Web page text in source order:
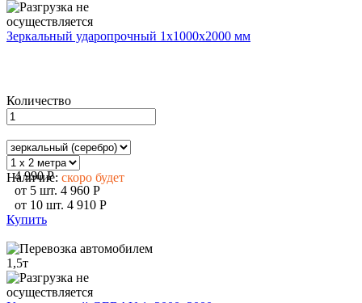
Зеркальный ударопрочный 1х1000х2000 мм
Количество
Наличие: скоро будет
4 990 P
от 5 шт. 4 960 P
от 10 шт. 4 910 P
Купить